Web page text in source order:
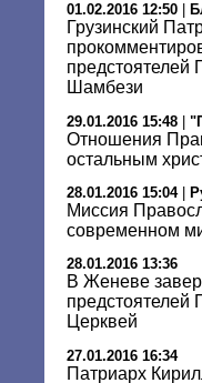
01.02.2016 12:50
Грузинский
предстоятелей
Шамбези
29.01.2016 15:48 |
Отношения
остальным
28.01.2016 15:04|
Миссия
современном
28.01.2016 13:36
В Женеве
Церквей
27.01.2016 16:34
Патриарх